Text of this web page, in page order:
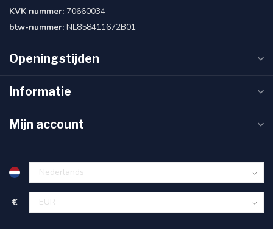
KVK nummer: 70660034
btw-nummer: NL858411672B01
Openingstijden
Informatie
Mijn account
€